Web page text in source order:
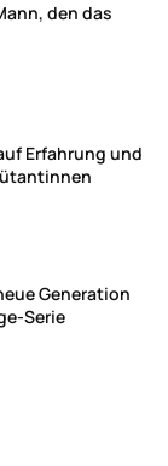
den das
Erfahrung und
Generation
Serie